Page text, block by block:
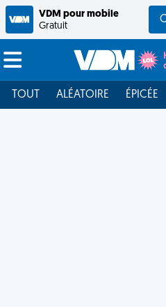
VDM pour mobile
Gratuit
TOUT ALÉATOIRE ÉPICÉE